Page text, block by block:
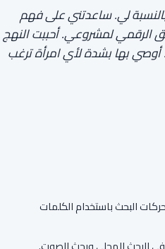
لي. ساعدتني على فهم
الرقمي لمشروعي. أحببت النهج
أوصي بها بشدة لأي امرأة ترغب
البحث باستخدام الكلمات